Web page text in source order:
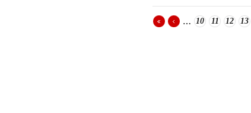
… 10 11 12 13